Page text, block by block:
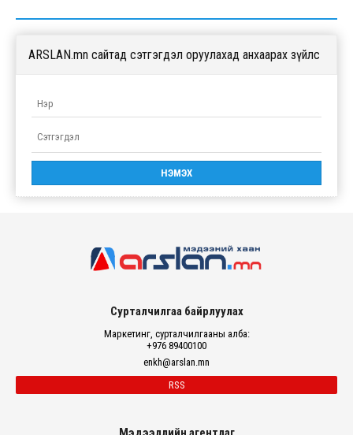
ARSLAN.mn сайтад сэтгэгдэл оруулахад анхаарах зүйлс
Сурталчилгаа байрлуулах
Маркетинг, сурталчилгааны алба:
+976 89400100
enkh@arslan.mn
RSS